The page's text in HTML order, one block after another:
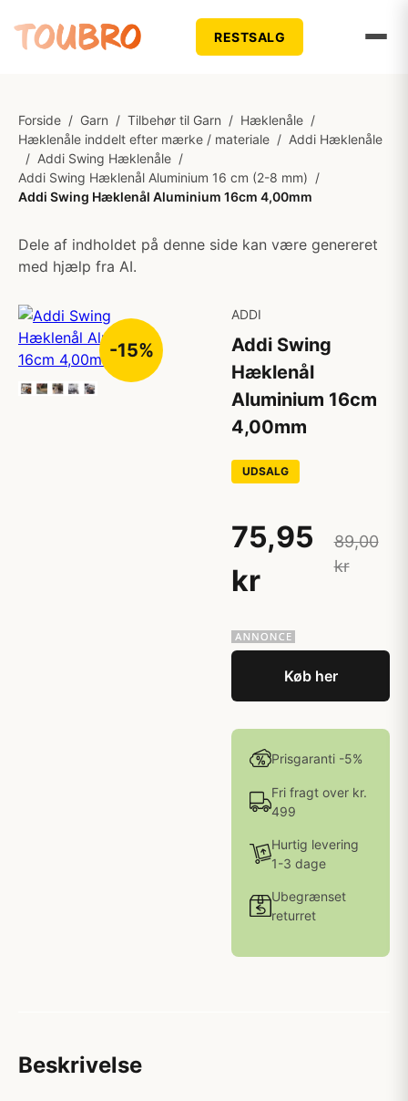
RESTSALG
Forside / Garn / Tilbehør til Garn / Hæklenåle /
Hæklenåle inddelt efter mærke / materiale / Addi Hæklenåle
/ Addi Swing Hæklenåle /
Addi Swing Hæklenål Aluminium 16 cm (2-8 mm) /
Addi Swing Hæklenål Aluminium 16cm 4,00mm
Dele af indholdet på denne side kan være genereret
med hjælp fra AI.
-15%
ADDI
Addi Swing
Hæklenål
Aluminium 16cm
4,00mm
UDSALG
75,95
kr
89,00
kr
Køb her
Prisgaranti -5%
Fri fragt over kr.
499
Hurtig levering
1-3 dage
Ubegrænset
returret
Beskrivelse